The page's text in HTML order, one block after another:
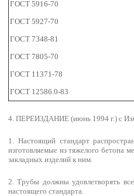
ГОСТ 5916-70
ГОСТ 5927-70
ГОСТ 7348-81
ГОСТ 7805-70
ГОСТ 11371-78
ГОСТ 12586.0-83
4. ПЕРЕИЗДАНИЕ (июнь 1994 г.) с
1. Настоящий стандарт
изготовляемые из тяжелого бетона
закладных изделий к ним.
2. Трубы должны удовлетворять
настоящего стандарта.